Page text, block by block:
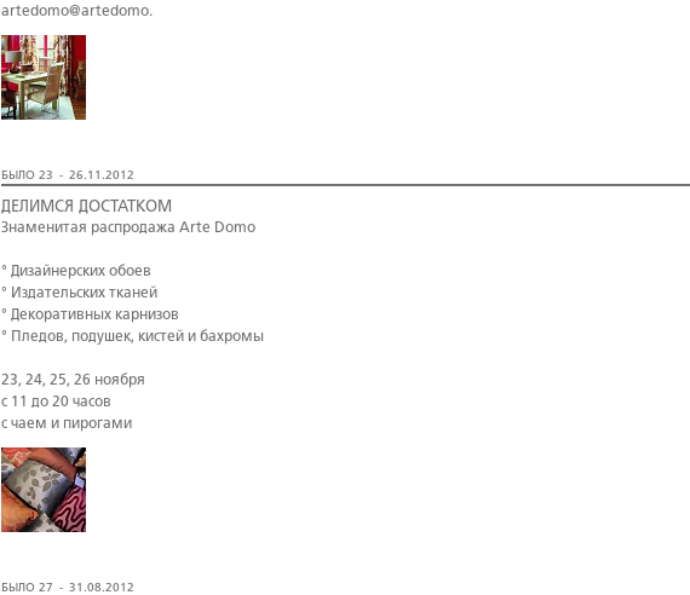
artedomo@artedomo.
БЫЛО 23 - 26.11.2012
ДЕЛИМСЯ ДОСТАТКОМ
Знаменитая распродажа Arte Domo
° Дизайнерских обоев
° Издательских тканей
° Декоративных карнизов
° Пледов, подушек, кистей и бахромы
23, 24, 25, 26 ноября
с 11 до 20 часов
с чаем и пирогами
БЫЛО 27 - 31.08.2012